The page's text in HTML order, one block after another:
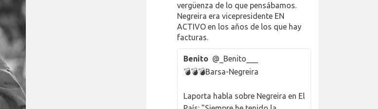
vergüenza de lo que pensábamos.
Negreira era vicepresidente EN
ACTIVO en los años de los que hay
facturas.
Benito @_Benito___
💣💣💣Barsa-Negreira
Laporta habla sobre Negreira en El